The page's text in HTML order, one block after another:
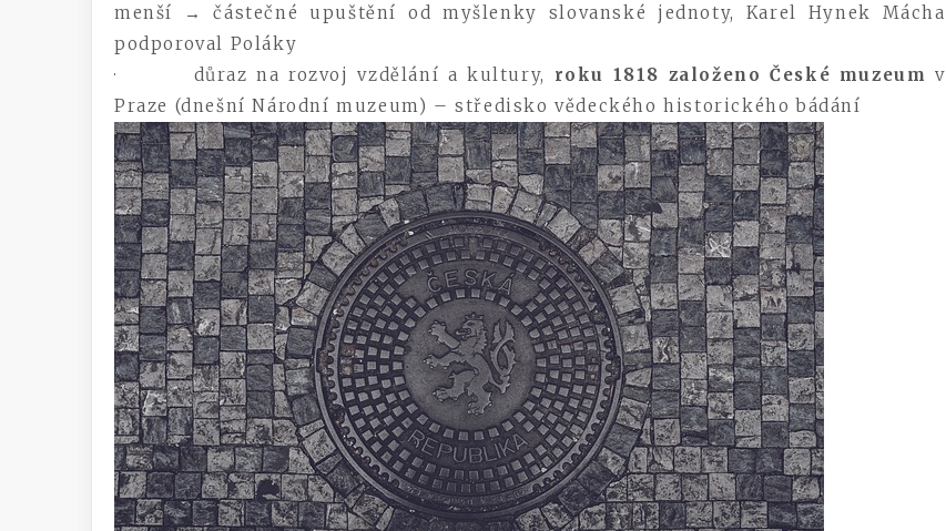
menší → částečné upuštění od myšlenky slovanské jednoty, Karel Hynek Mácha
podporoval Poláky
· důraz na rozvoj vzdělání a kultury, roku 1818 založeno České muzeum v
Praze (dnešní Národní muzeum) – středisko vědeckého historického bádání